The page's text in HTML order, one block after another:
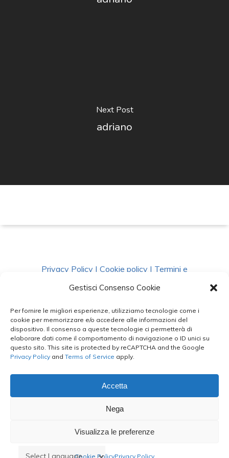
Gestisci Consenso Cookie
Per fornire le migliori esperienze, utilizziamo tecnologie come i
cookie per memorizzare e/o accedere alle informazioni del
dispositivo. Il consenso a queste tecnologie ci permetterà di
elaborare dati come il comportamento di navigazione o ID unici su
questo sito. This site is protected by reCAPTCHA and the Google
Privacy Policy and Terms of Service apply.
Accetta
Nega
Visualizza le preferenze
Cookie PolicyPrivacy Policy
Next Post
adriano
Privacy Policy | Cookie policy | Termini e
Condizioni|Richiedi Dati
facebook instagram whatsappphone
email
Le Bontà del Capo ©